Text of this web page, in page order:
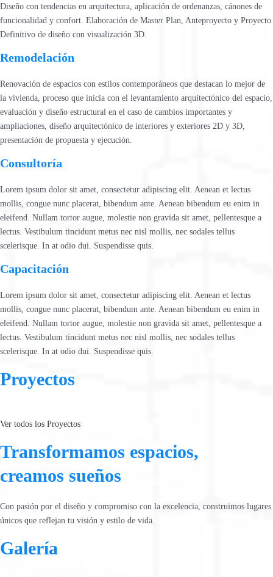
Diseño con tendencias en arquitectura, aplicación de ordenanzas, cánones de
funcionalidad y confort. Elaboración de Master Plan, Anteproyecto y Proyecto
Definitivo de diseño con visualización 3D.
Remodelación
Renovación de espacios con estilos contemporáneos que destacan lo mejor de
la vivienda, proceso que inicia con el levantamiento arquitectónico del espacio,
evaluación y diseño estructural en el caso de cambios importantes y
ampliaciones, diseño arquitectónico de interiores y exteriores 2D y 3D,
presentación de propuesta y ejecución.
Consultoría
Lorem ipsum dolor sit amet, consectetur adipiscing elit. Aenean et lectus
mollis, congue nunc placerat, bibendum ante. Aenean bibendum eu enim in
eleifend. Nullam tortor augue, molestie non gravida sit amet, pellentesque a
lectus. Vestibulum tincidunt metus nec nisl mollis, nec sodales tellus
scelerisque. In at odio dui. Suspendisse quis.
Capacitación
Lorem ipsum dolor sit amet, consectetur adipiscing elit. Aenean et lectus
mollis, congue nunc placerat, bibendum ante. Aenean bibendum eu enim in
eleifend. Nullam tortor augue, molestie non gravida sit amet, pellentesque a
lectus. Vestibulum tincidunt metus nec nisl mollis, nec sodales tellus
scelerisque. In at odio dui. Suspendisse quis.
Proyectos
Ver todos los Proyectos
Transformamos espacios,
creamos sueños
Con pasión por el diseño y compromiso con la excelencia, construimos lugares
únicos que reflejan tu visión y estilo de vida.
Galería